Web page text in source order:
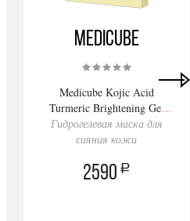
Medicube
Medicube Kojic Acid
Turmeric Brightening Gel
Mask 28gх4pcs
Гидрогелевая маска для
сияния кожи
2590 a